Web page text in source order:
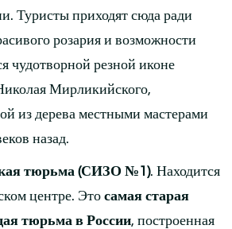
Туристы приходят сюда ради
розария и возможности
чудотворной резной иконе
Мирликийского,
из дерева местными мастерами
назад.
тюрьма (СИЗО №1). Находится
центре. Это самая старая
тюрьма в России, построенная